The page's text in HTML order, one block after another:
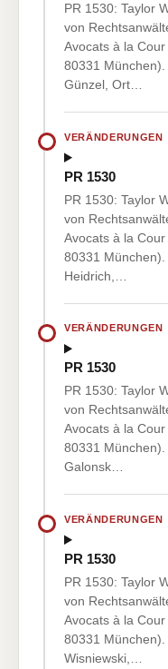
PR 1530: Taylor
von
Avocats à la
80331
Günzel, Ort…
VERÄNDERUNGEN
PR 1530
PR 1530: Taylor
von
Avocats à la
80331 München).
Heidrich,…
VERÄNDERUNGEN
PR 1530
PR 1530: Taylor
von
Avocats à la
80331
Galonsk…
VERÄNDERUNGEN
PR 1530
PR 1530: Taylor
von
Avocats à la
80331
Wisniewski,…